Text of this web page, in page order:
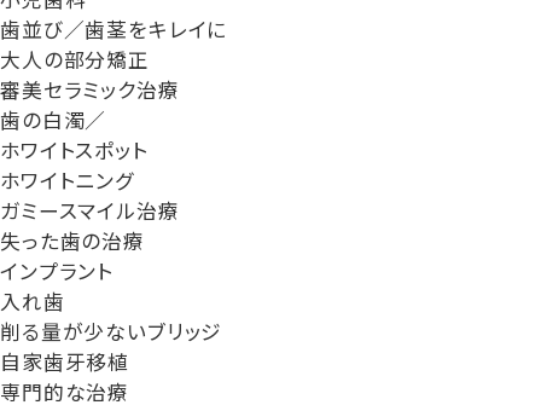
歯並び／歯茎をキレイに
大人の部分矯正
審美セラミック治療
歯の白濁／
ホワイトスポット
ホワイトニング
ガミースマイル治療
失った歯の治療
インプラント
入れ歯
削る量が少ないブリッジ
自家歯牙移植
専門的な治療